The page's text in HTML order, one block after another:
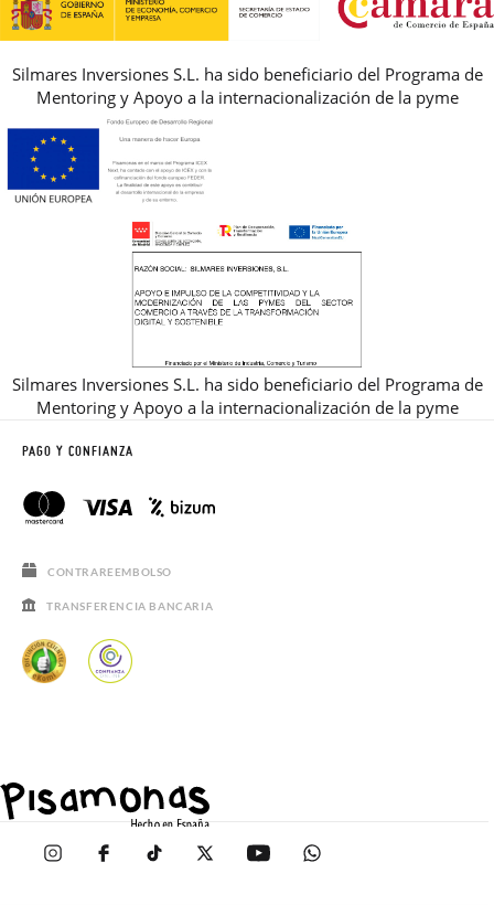
Silmares Inversiones S.L. ha sido beneficiario del Programa de
Mentoring y Apoyo a la internacionalización de la pyme
Silmares Inversiones S.L. ha sido beneficiario del Programa de
Mentoring y Apoyo a la internacionalización de la pyme
PAGO Y CONFIANZA
CONTRAREEMBOLSO
TRANSFERENCIA BANCARIA